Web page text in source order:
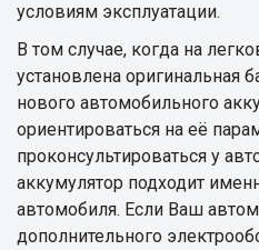
условиям эксплуатации.
В том случае, когда на
установлена оригинальная
нового автомобильного
ориентироваться на её
проконсультироваться у
аккумулятор подходит
автомобиля. Если Ваш
дополнительного